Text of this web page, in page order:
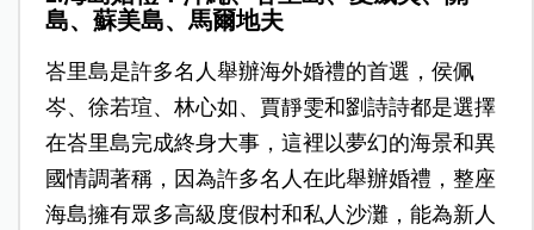
島、蘇美島、馬爾地夫
峇里島是許多名人舉辦海外婚禮的首選，侯佩
岑、徐若瑄、林心如、賈靜雯和劉詩詩都是選擇
在峇里島完成終身大事，這裡以夢幻的海景和異
國情調著稱，因為許多名人在此舉辦婚禮，整座
海島擁有眾多高級度假村和私人沙灘，能為新人